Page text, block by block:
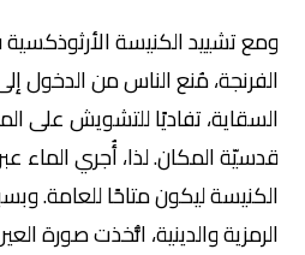
ومع تشييد الكنيسة
الفرنجة، مُنع الناس من الدخول
السقاية، تفاديًا للتشويش على
قدسيّة المكان. لذا، أُجري الماء
الكنيسة ليكون متاحًا للعامة.
الرمزية والدينية، اتُّخذت صورة